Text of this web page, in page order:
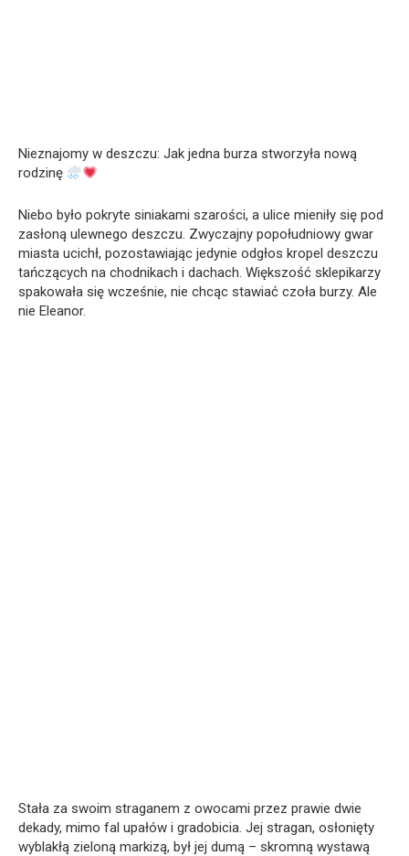
Nieznajomy w deszczu: Jak jedna burza stworzyła nową
rodzinę
Niebo było pokryte siniakami szarości, a ulice mieniły się pod
zasłoną ulewnego deszczu. Zwyczajny popołudniowy gwar
miasta ucichł, pozostawiając jedynie odgłos kropel deszczu
tańczących na chodnikach i dachach. Większość sklepikarzy
spakowała się wcześnie, nie chcąc stawiać czoła burzy. Ale
nie Eleanor.
Stała za swoim straganem z owocami przez prawie dwie
dekady, mimo fal upałów i gradobicia. Jej stragan, osłonięty
wyblakłą zieloną markizą, był jej dumą – skromną wystawą